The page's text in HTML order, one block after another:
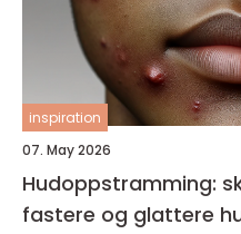
inspiration
07. May 2026
Hudoppstramming:
fastere og glattere